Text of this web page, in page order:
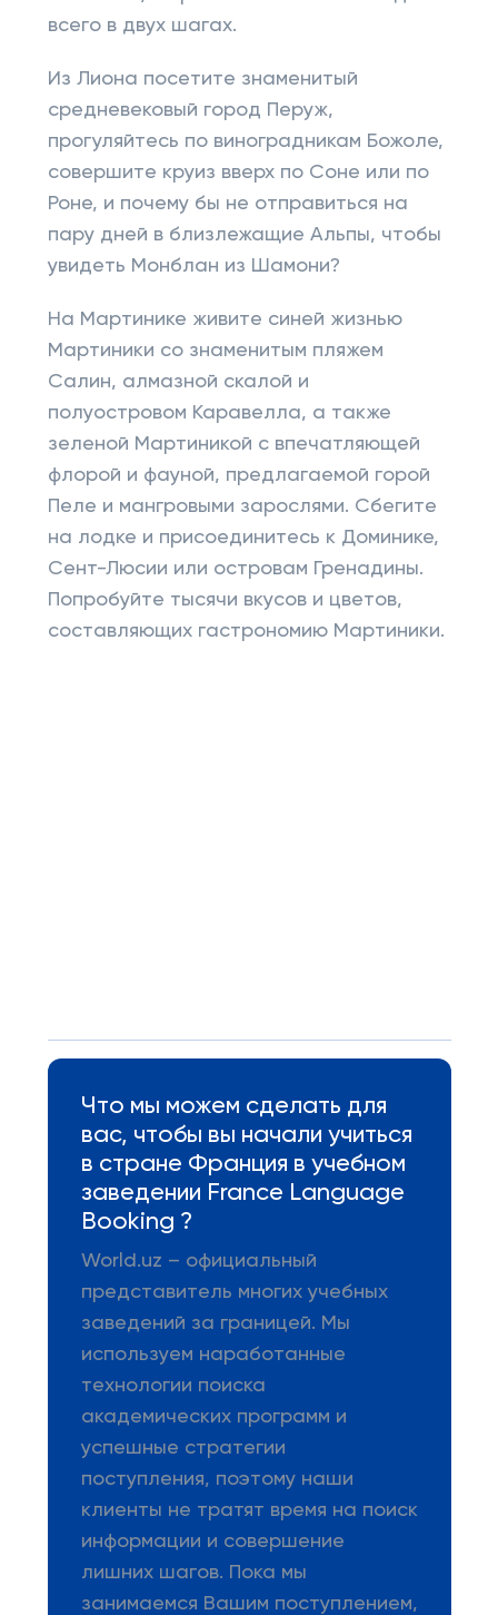
всего в двух шагах.
Из Лиона посетите знаменитый
средневековый город Перуж,
прогуляйтесь по виноградникам Божоле,
совершите круиз вверх по Соне или по
Роне, и почему бы не отправиться на
пару дней в близлежащие Альпы, чтобы
увидеть Монблан из Шамони?
На Мартинике живите синей жизнью
Мартиники со знаменитым пляжем
Салин, алмазной скалой и
полуостровом Каравелла, а также
зеленой Мартиникой с впечатляющей
флорой и фауной, предлагаемой горой
Пеле и мангровыми зарослями. Сбегите
на лодке и присоединитесь к Доминике,
Сент-Люсии или островам Гренадины.
Попробуйте тысячи вкусов и цветов,
составляющих гастрономию Мартиники.
Что мы можем сделать для
вас, чтобы вы начали учиться
в стране Франция в учебном
заведении France Language
Booking ?
World.uz – официальный
представитель многих учебных
заведений за границей. Мы
используем наработанные
технологии поиска
академических программ и
успешные стратегии
поступления, поэтому наши
клиенты не тратят время на поиск
информации и совершение
лишних шагов. Пока мы
занимаемся Вашим поступлением,